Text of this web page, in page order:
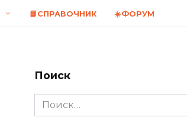
📘СПРАВОЧНИК ☀️ФОРУМ
Поиск
Search
for: